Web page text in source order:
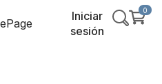
Iniciar
sesión
0